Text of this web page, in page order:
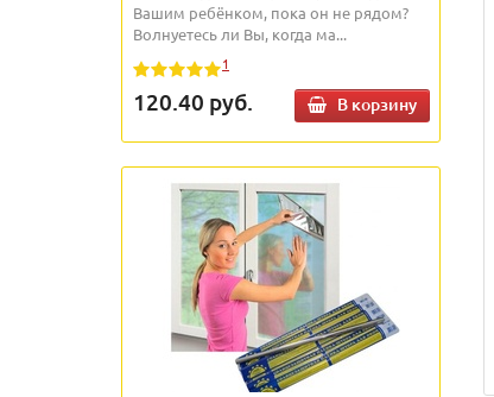
Вашим ребёнком, пока он не рядом?
Волнуетесь ли Вы, когда ма...
1
120.40 руб. В корзину